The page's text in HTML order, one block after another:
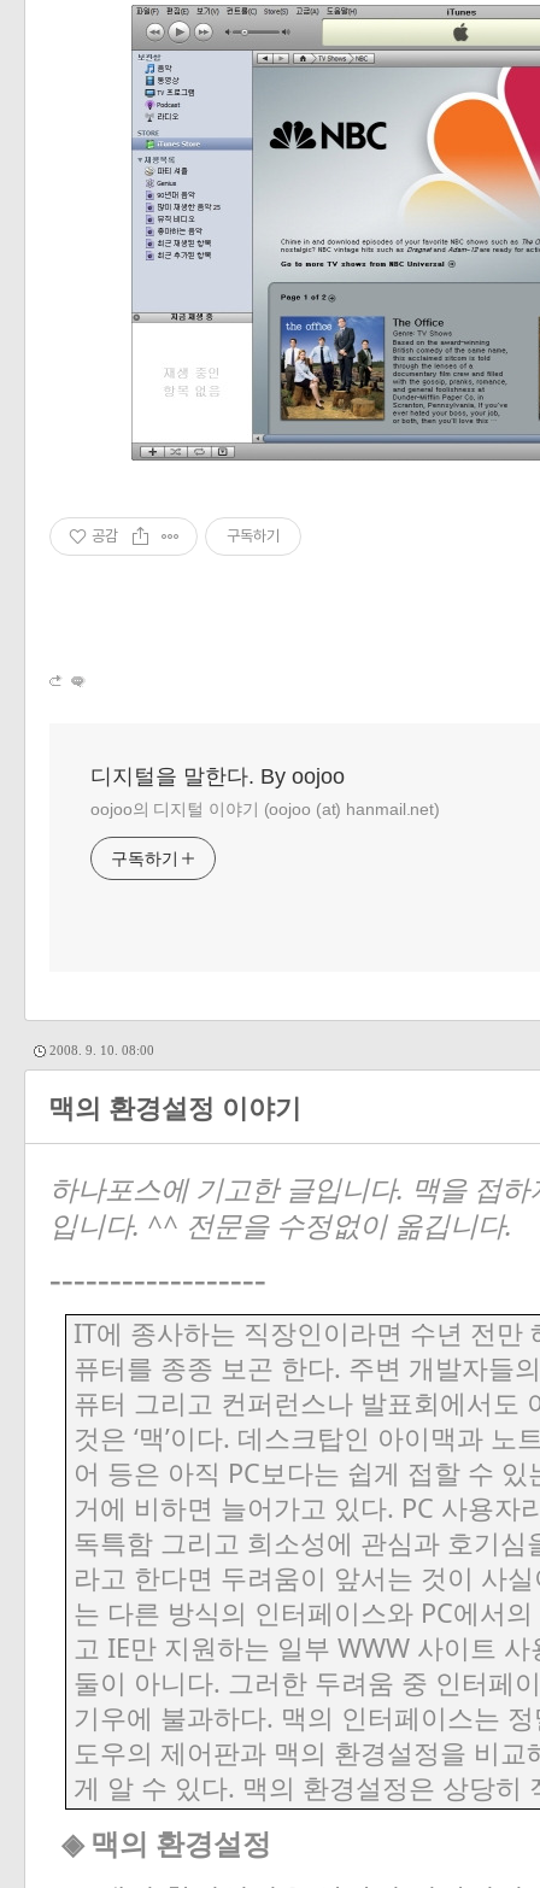
공감 구독하기
디지털을 말한다. By oojoo
oojoo의 디지털 이야기 (oojoo (at) hanmail.net)
구독하기
2008. 9. 10. 08:00
맥의 환경설정 이야기
하나포스에 기고한 글입니다. 맥을 접
입니다. ^^ 전문을 수정없이 옮깁니다.
------------------
IT에 종사하는 직장인이라면 수년 전만
퓨터를 종종 보곤 한다. 주변 개발자들의
퓨터 그리고 컨퍼런스나 발표회에서도
것은 ‘맥’이다. 데스크탑인 아이맥과 노
어 등은 아직 PC보다는 쉽게 접할 수 있
거에
비하면 늘어가고 있다. PC 사용자
독특함 그리고 희소성에 관심과 호기심
라고 한다면 두려움이 앞서는 것이
사
는 다른 방식의 인터페이스와PC에서의
고 IE만 지원하는 일부 WWW 사이트 사
둘이
아니다. 그러한 두려움 중 인터페
기우에
불과하다. 맥의 인터페이스는
도우의 제어판과 맥의 환경설정을 비교
게
알 수 있다. 맥의 환경설정은 상당히
◈ 맥의 환경설정